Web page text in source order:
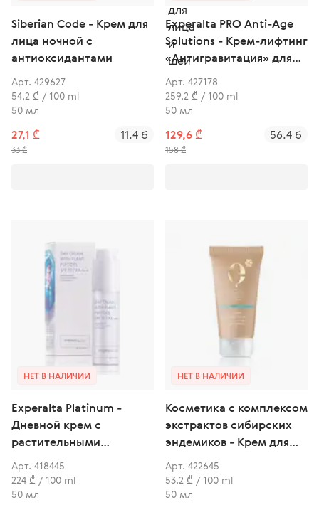
Siberian Code - Крем для
лица ночной с
антиоксидантами
Арт. 429627
54,2 ₾ / 100 ml
50 мл
27,1 ₾
33 ₾
11.4 б
Experalta PRO Anti-Age
Solutions - Крем-лифтинг
«Антигравитация» для
лица и шеи
Арт. 427178
259,2 ₾ / 100 ml
50 мл
129,6 ₾
158 ₾
56.4 б
НЕТ В НАЛИЧИИ
Experalta Platinum -
Дневной крем с
растительными
пептидами
Арт. 418445
224 ₾ / 100 ml
50 мл
НЕТ В НАЛИЧИИ
Косметика с комплексом
экстрактов сибирских
эндемиков - Крем для
лица с омега-кислотами
Арт. 422645
53,2 ₾ / 100 ml
50 мл